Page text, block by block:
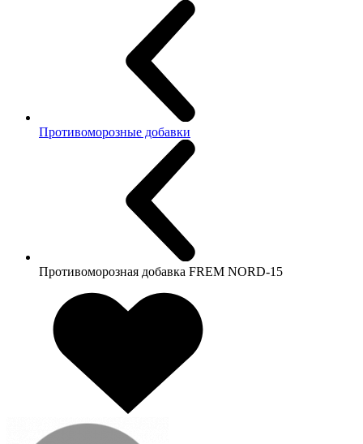
Противоморозные добавки
Противоморозная добавка FREM NORD-15